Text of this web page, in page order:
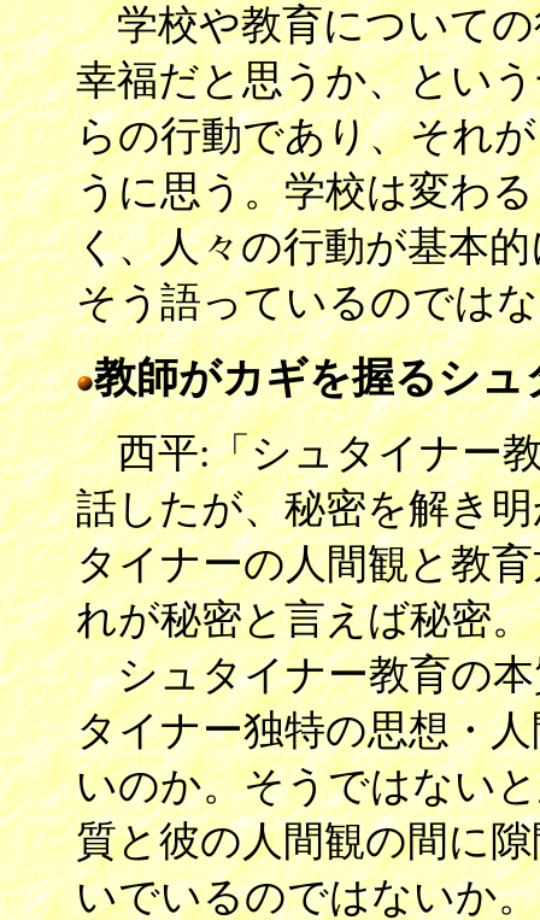
学校や教育についての
幸福だと思うか、とい
らの行動であり、それ
うに思う。学校は変わ
く、人々の行動が基本
そう語っているのでは
教師がカギを握るシュ
西平:「シュタイナー
話したが、秘密を解き
タイナーの人間観と教
れが秘密と言えば秘密。
シュタイナー教育の本
タイナー独特の思想・
いのか。そうではない
質と彼の人間観の間に
いでいるのではないか